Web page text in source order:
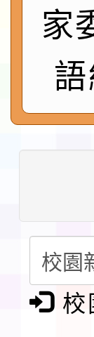
桃
開
「
轉
共
習
教
報
淨
生
轉
月
術
「
動
家
校